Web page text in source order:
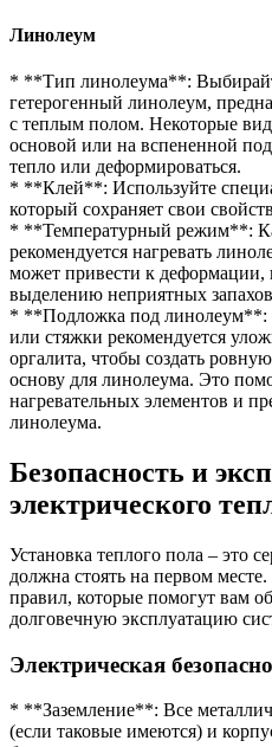
Линолеум
* **Тип линолеума**:
гетерогенный линолеум,
с теплым полом. Некоторые
основой или на вспененной
тепло или деформироваться.
* **Клей**: Используйте
который сохраняет свои
* **Температурный режим**:
рекомендуется нагревать
может привести к деформации,
выделению неприятных
* **Подложка под линолеум**:
или стяжки рекомендуется
оргалита, чтобы создать
основу для линолеума. Это
нагревательных элементов и
линолеума.
Безопасность и
электрического
Установка теплого пола – это
должна стоять на первом
правил, которые помогут вам
долговечную эксплуатацию
Электрическая
* **Заземление**: Все
(если таковые имеются) и